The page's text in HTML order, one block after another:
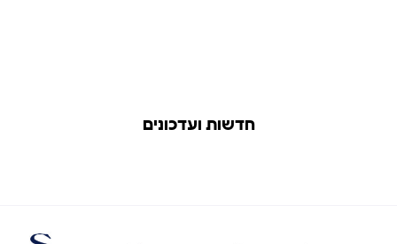
חדשות ועדכונים